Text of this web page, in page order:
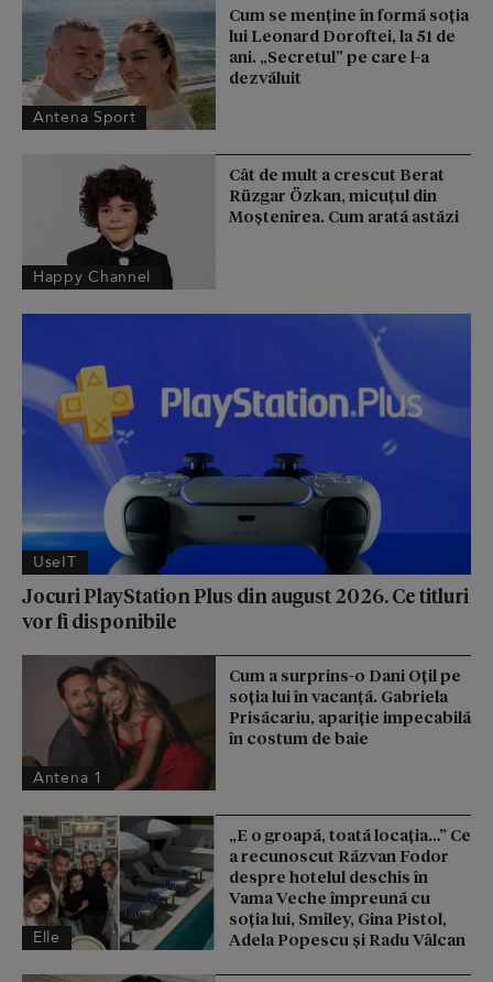
Antena Sport
Cum se menţine în formă soţia
lui Leonard Doroftei, la 51 de
ani. „Secretul” pe care l-a
dezvăluit
Happy Channel
Cât de mult a crescut Berat
Rüzgar Özkan, micuțul din
Moștenirea. Cum arată astăzi
UseIT
Jocuri PlayStation Plus din august 2026. Ce titluri
vor fi disponibile
Antena 1
Cum a surprins-o Dani Oțil pe
soția lui în vacanță. Gabriela
Prisăcariu, apariție impecabilă
în costum de baie
Elle
„E o groapă, toată locația…” Ce
a recunoscut Răzvan Fodor
despre hotelul deschis în
Vama Veche împreună cu
soția lui, Smiley, Gina Pistol,
Adela Popescu și Radu Vâlcan